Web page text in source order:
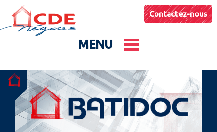
Contactez-nous
MENU
Le groupe
Nos entités